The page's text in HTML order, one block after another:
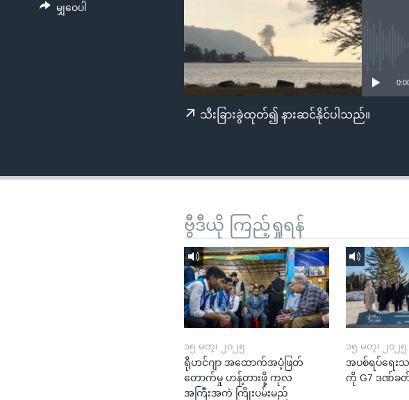
ကျော်
အစ္စရေး-ပါလက်စတိုင်း
အင်္ဂလိပ်စာလေ့လာမယ်
သီးခြားခွဲထုတ်၍ နားဆင်နိုင်ပါသည်။
မျှဝေပါ
ဗွီဒီယို ကြည့်ရှုရန်
၁၅ မတ္၊ ၂၀၂၅
ရိုဟင်ဂျာ အထောက်အပံ့ဖြတ်
တောက်မှု ဟန့်တားဖို့ ကုလ
အကြီးအကဲ ကြိုးပမ်းမည်
၁၅ မတ္၊ ၂၀၂၅
အပစ်ရပ်ရေး
ကို G7 ဒဏ်ခ